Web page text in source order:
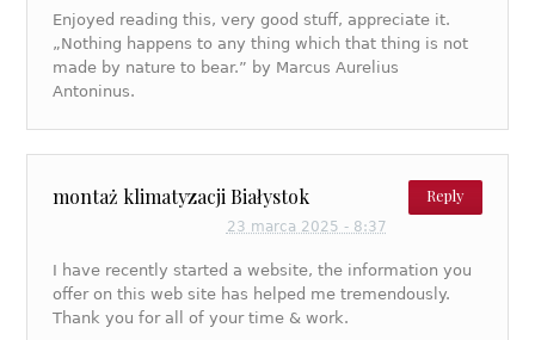
Enjoyed reading this, very good stuff, appreciate it.
„Nothing happens to any thing which that thing is not
made by nature to bear.” by Marcus Aurelius
Antoninus.
montaż klimatyzacji Białystok Reply
23 marca 2025 - 8:37
I have recently started a website, the information you
offer on this web site has helped me tremendously.
Thank you for all of your time & work.